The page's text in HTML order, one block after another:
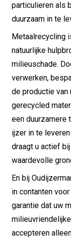
particulieren als
duurzaam in te
Metaalrecycling
natuurlijke
milieuschade.
verwerken,
de productie van
gerecycled
een duurzamere
ijzer in te
draagt u actief
waardevolle
En bij
in contanten
garantie dat uw
accepteren